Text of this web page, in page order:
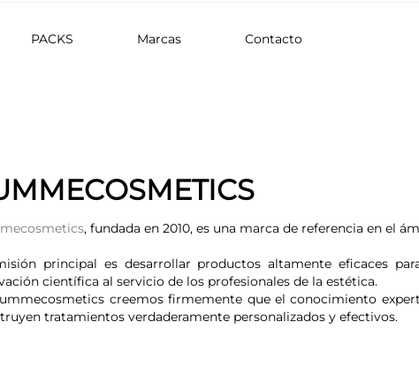
PACKS Marcas Contacto
, fundada en 2010, es una marca de referencia en el
principal es desarrollar productos altamente eficaces
científica al servicio de los profesionales de la estética.
creemos firmemente que el conocimiento
tratamientos verdaderamente personalizados y efectivos.